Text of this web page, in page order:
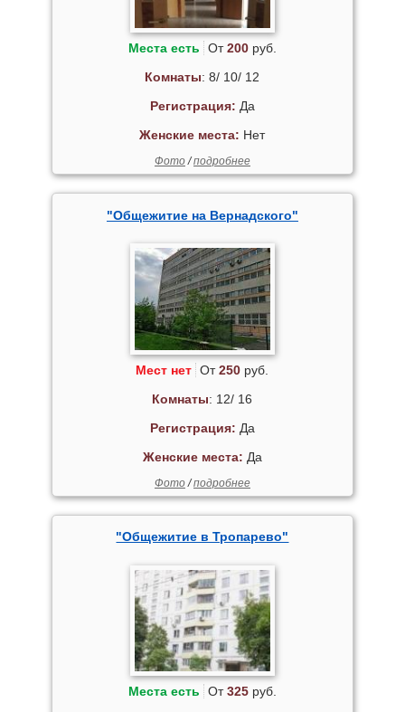
Места есть От200руб.
Комнаты: 8/ 10/ 12
Регистрация: Да
Женские места: Нет
Фото/подробнее
"Общежитие на Вернадского"
Мест нет От250 руб.
Комнаты: 12/ 16
Регистрация: Да
Женские места: Да
Фото/подробнее
"Общежитие в Тропарево"
Места есть От325руб.